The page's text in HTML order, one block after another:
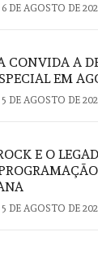
6 DE AGOSTO DE
CONVIDA A
EM
5 DE AGOSTO DE
E O
5 DE AGOSTO DE